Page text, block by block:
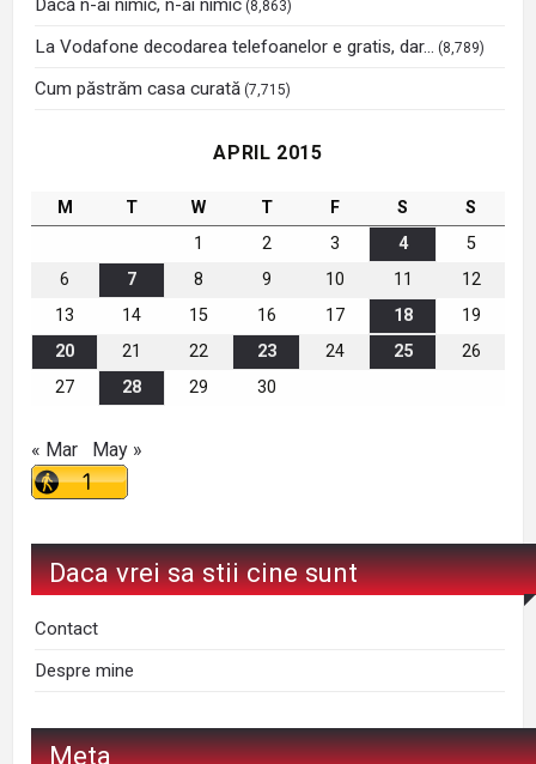
Dacă n-ai nimic, n-ai nimic (8,863)
La Vodafone decodarea telefoanelor e gratis, dar… (8,789)
Cum păstrăm casa curată (7,715)
APRIL 2015
M T W T F S
S
1
2 3 4
5
6
7 8 9 10 11
12
13
14 15 16 17 18
19
20
21 22 23 24 25
26
27
28 29 30
« Mar May »
Daca vrei sa stii cine sunt
Contact
Despre mine
Meta